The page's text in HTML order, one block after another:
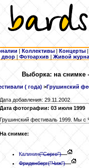
| Коллективы | Концерты |
двор | Фотоархив | Живой
Выборка: на снимке
( года) >Грушинский
Дата добавления: 29.11.2002
Дата фотографии: 03 июля 1999
Грушинский фестиваль 1999. Мы
На снимке:
Калинин("Серго")
Фриденберг("Чиж")